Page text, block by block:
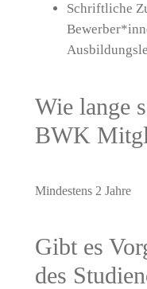
Schriftliche
Wie lange
BWK
Mindestens 2 Jahre
Gibt es
des